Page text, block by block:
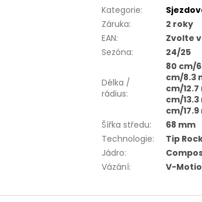
Kategorie:
Záruka:
2 roky
EAN:
Zvolte
Sezóna: 24/25
Délka /
rádius:
80 cm/
cm/8.3
cm/12.7
cm/13.3
cm/17.9
Šířka středu:
68 mm
Technologie:
Tip
Jádro:
Vázání: V-